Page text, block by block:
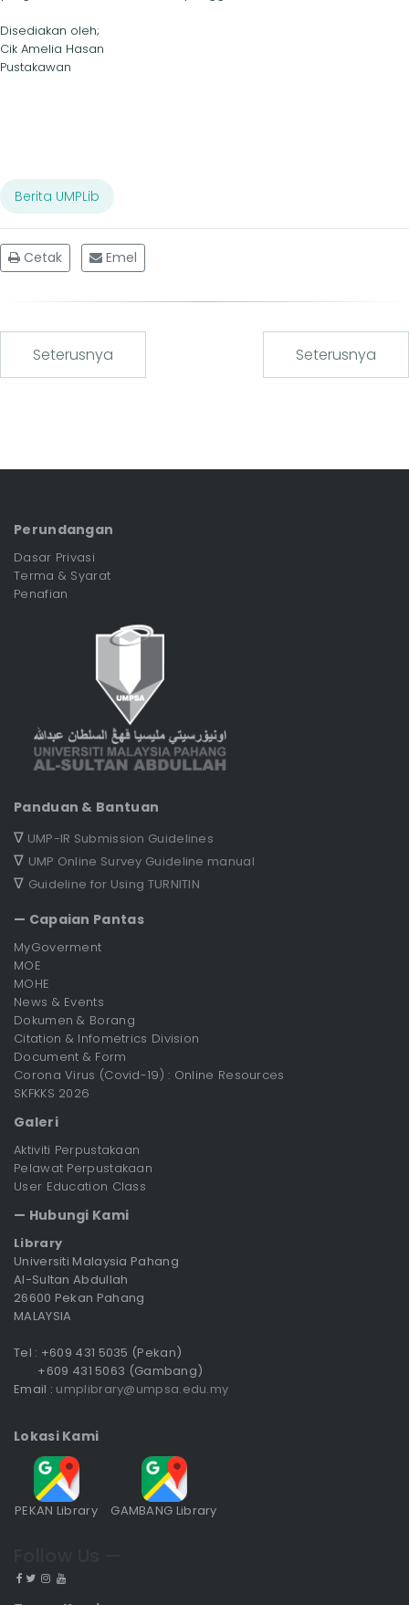
Disediakan oleh;
Cik Amelia Hasan
Pustakawan
Berita UMPLib
Cetak Emel
Seterusnya Seterusnya
Perundangan
Dasar Privasi
Terma & Syarat
Penafian
Panduan & Bantuan
∇ UMP-IR Submission Guidelines
∇ UMP Online Survey Guideline manual
∇ Guideline for Using TURNITIN
— Capaian Pantas
MyGoverment
MOE
MOHE
News & Events
Dokumen & Borang
Citation & Infometrics Division
Document & Form
Corona Virus (Covid-19) : Online Resources
SKFKKS 2026
Galeri
Aktiviti Perpustakaan
Pelawat Perpustakaan
User Education Class
— Hubungi Kami
Library
Universiti Malaysia Pahang
Al-Sultan Abdullah
26600 Pekan Pahang
MALAYSIA
Tel : +609 431 5035 (Pekan)
+609 431 5063 (Gambang)
Email : umplibrary@umpsa.edu.my
Lokasi Kami
PEKAN Library GAMBANG Library